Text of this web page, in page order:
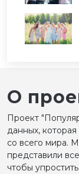
О
Проект
данных,
со всего мира.
представили
чтобы